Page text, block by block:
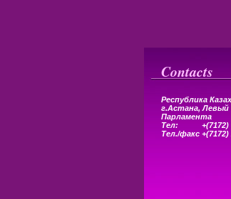
Contacts
Республика
г.Астана, Левый
Парламента
Тел: +(7172)
Тел./факс +(7172)